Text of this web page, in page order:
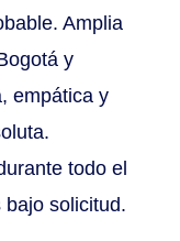
Amplia
y
empática y
todo el
solicitud.